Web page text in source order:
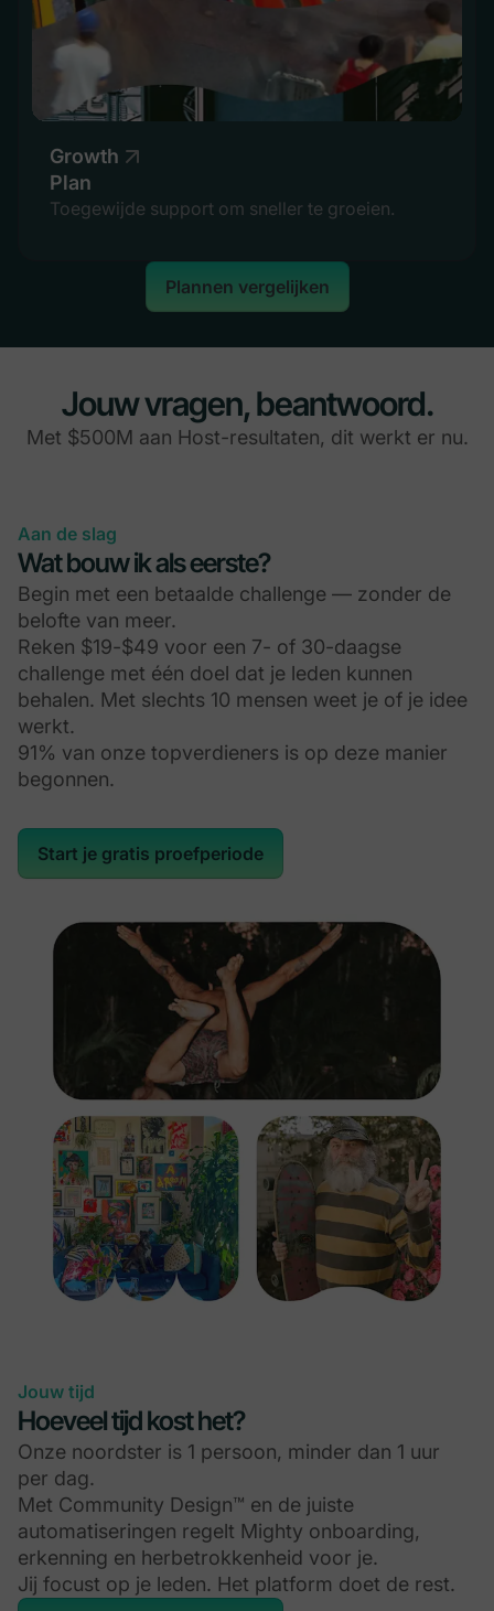
Growth
Plan
Toegewijde support om sneller te groeien.
Plannen vergelijken
Jouw vragen, beantwoord.
Met $500M aan Host-resultaten, dit werkt er nu.
Aan de slag
Wat bouw ik als eerste?
Begin met een betaalde challenge — zonder de
belofte van meer.
Reken $19-$49 voor een 7- of 30-daagse
challenge met één doel dat je leden kunnen
behalen. Met slechts 10 mensen weet je of je idee
werkt.
91% van onze topverdieners is op deze manier
begonnen.
Start je gratis proefperiode
Jouw tijd
Hoeveel tijd kost het?
Onze noordster is 1 persoon, minder dan 1 uur
per dag.
Met Community Design™ en de juiste
automatiseringen regelt Mighty onboarding,
erkenning en herbetrokkenheid voor je.
Jij focust op je leden. Het platform doet de rest.